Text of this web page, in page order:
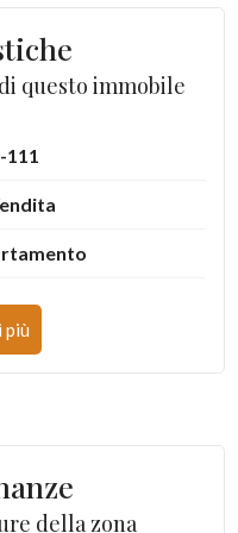
questo immobile
111
Maria
3
della zona